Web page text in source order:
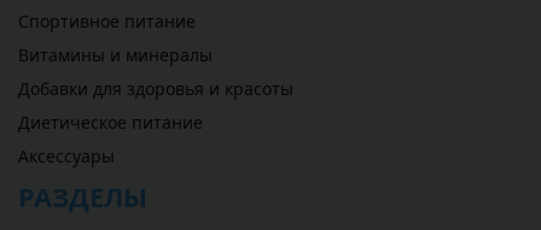
Спортивное питание
Витамины и минералы
Добавки для здоровья и красоты
Диетическое питание
Аксессуары
РАЗДЕЛЫ